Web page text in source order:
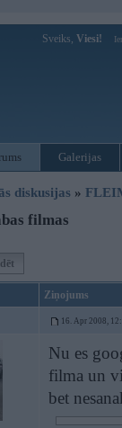
Sveiks, Viesi!
Galerijas
diskusijas »
filmas
Ziņojums
16. Apr 2008,
Nu es
filma un
bet